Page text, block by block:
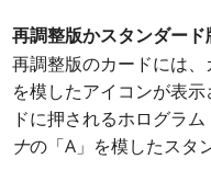
再調整版かスタンダード
再調整版のカードには
を模したアイコンが表
ドに押されるホログラ
ナの「A」を模したスタ